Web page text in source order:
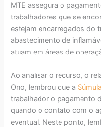
MTE assegura o
trabalhadores que se
estejam encarregados do
abastecimento de
atuam em áreas de
Ao analisar o recurso, o
Ono, lembrou que a
trabalhador o pagamento
quando o contato com o
eventual. Neste ponto,